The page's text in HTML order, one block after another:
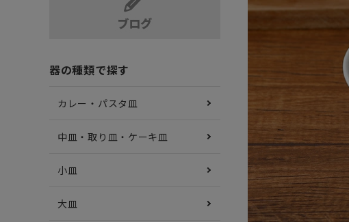
器の種類で探す
カレー・パスタ皿
中皿・取り皿・ケーキ皿
小皿
大皿